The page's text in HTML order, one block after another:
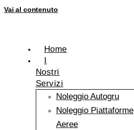
Vai al contenuto
Home
Nostri
Servizi
Noleggio Autogru
Noleggio Piattaforme
Aeree